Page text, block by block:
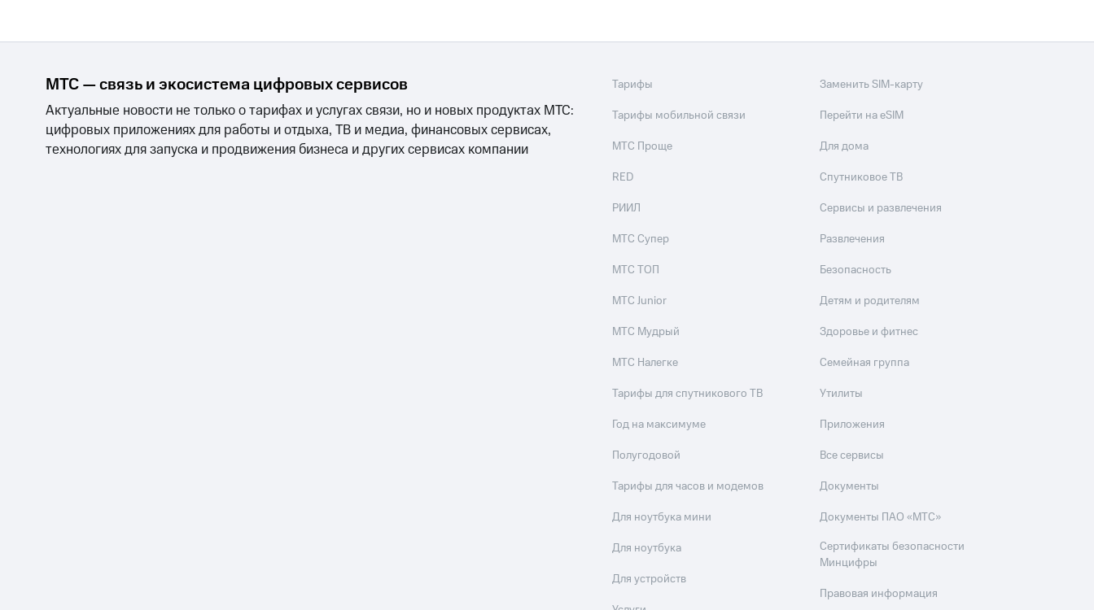
МТС — связь и экосистема цифровых сервисов
Актуальные новости не только о тарифах и услугах связи, но и новых продуктах МТС:
цифровых приложениях для работы и отдыха, ТВ и медиа, финансовых сервисах,
технологиях для запуска и продвижения бизнеса и других сервисах компании
Тарифы
Тарифы мобильной связи
МТС Проще
RED
РИИЛ
МТС Супер
МТС ТОП
МТС Junior
МТС Мудрый
МТС Налегке
Тарифы для спутникового ТВ
Год на максимуме
Полугодовой
Тарифы для часов и модемов
Для ноутбука мини
Для ноутбука
Для устройств
Заменить SIM-карту
Перейти на eSIM
Для дома
Спутниковое ТВ
Сервисы и развлечения
Развлечения
Безопасность
Детям и родителям
Здоровье и фитнес
Семейная группа
Утилиты
Приложения
Все сервисы
Документы
Документы ПАО «МТС»
Сертификаты безопасности
Минцифры
Правовая информация